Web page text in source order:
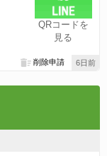
QRコードを
見る
6日前
削除申請